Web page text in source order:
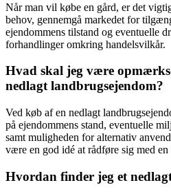
Når man vil købe en gård, er det
behov, gennemgå markedet for
ejendommens tilstand og eventuelle
forhandlinger omkring handelsvilkår.
Hvad skal jeg være
nedlagt landbrugsejendom?
Ved køb af en nedlagt
på ejendommens stand, eventuelle
samt muligheden for alternativ
være en god idé at rådføre sig med
Hvordan finder jeg et